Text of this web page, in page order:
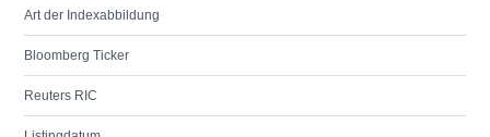
Art der Indexabbildung
Bloomberg Ticker
Reuters RIC